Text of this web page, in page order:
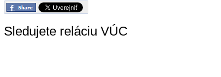
Sledujete reláciu VÚC